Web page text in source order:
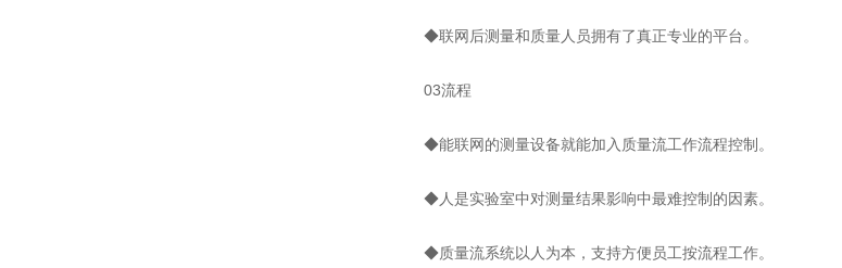
◆联网后测量和质量人员拥有了真正专业的平台。
03流程
◆能联网的测量设备就能加入质量流工作流程控制。
◆人是实验室中对测量结果影响中最难控制的因素。
◆质量流系统以人为本，支持方便员工按流程工作。